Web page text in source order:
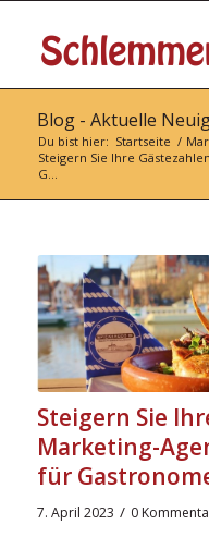
Blog - Aktuelle
Du bist hier: Startseite /
Steigern Sie Ihre
G...
Steigern Sie
Marketing-
für
7. April 2023 / 0